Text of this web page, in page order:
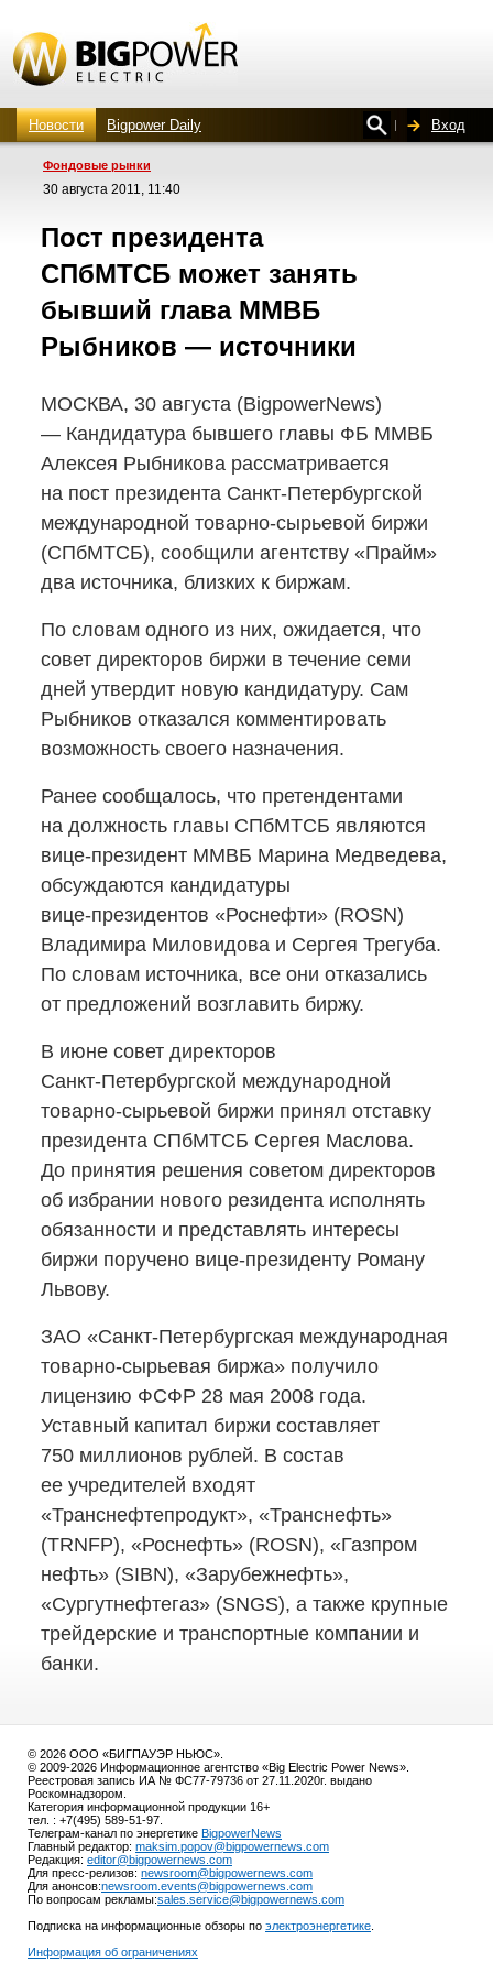
Новости Bigpower Daily Вход
Фондовые рынки
30 августа 2011, 11:40
Пост президента
СПбМТСБ может занять
бывший глава ММВБ
Рыбников — источники
МОСКВА, 30 августа (BigpowerNews)
— Кандидатура бывшего главы ФБ ММВБ
Алексея Рыбникова рассматривается
на пост президента Санкт-Петербургской
международной товарно-сырьевой биржи
(СПбМТСБ), сообщили агентству «Прайм»
два источника, близких к биржам.
По словам одного из них, ожидается, что
совет директоров биржи в течение семи
дней утвердит новую кандидатуру. Сам
Рыбников отказался комментировать
возможность своего назначения.
Ранее сообщалось, что претендентами
на должность главы СПбМТСБ являются
вице-президент ММВБ Марина Медведева,
обсуждаются кандидатуры
вице-президентов «Роснефти» (ROSN)
Владимира Миловидова и Сергея Трегуба.
По словам источника, все они отказались
от предложений возглавить биржу.
В июне совет директоров
Санкт-Петербургской международной
товарно-сырьевой биржи принял отставку
президента СПбМТСБ Сергея Маслова.
До принятия решения советом директоров
об избрании нового резидента исполнять
обязанности и представлять интересы
биржи поручено вице-президенту Роману
Львову.
ЗАО «Санкт-Петербургская международная
товарно-сырьевая биржа» получило
лицензию ФСФР 28 мая 2008 года.
Уставный капитал биржи составляет
750 миллионов рублей. В состав
ее учредителей входят
«Транснефтепродукт», «Транснефть»
(TRNFP), «Роснефть» (ROSN), «Газпром
нефть» (SIBN), «Зарубежнефть»,
«Сургутнефтегаз» (SNGS), а также крупные
трейдерские и транспортные компании и
банки.
© 2026 ООО «БИГПАУЭР НЬЮС».
© 2009-2026 Информационное агентство «Big Electric Power News».
Реестровая запись ИА № ФС77-79736 от 27.11.2020г. выдано
Роскомнадзором.
Категория информационной продукции 16+
тел. : +7(495) 589-51-97.
Телеграм-канал по энергетике BigpowerNews
Главный редактор: maksim.popov@bigpowernews.com
Редакция: editor@bigpowernews.com
Для пресс-релизов: newsroom@bigpowernews.com
Для анонсов:newsroom.events@bigpowernews.com
По вопросам рекламы:sales.service@bigpowernews.com
Подписка на информационные обзоры по электроэнергетике
Информация об ограничениях